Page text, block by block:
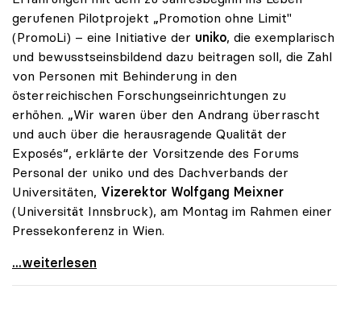
gerufenen Pilotprojekt „Promotion ohne Limit"
(PromoLi) – eine Initiative der uniko, die exemplarisch
und bewusstseinsbildend dazu beitragen soll, die Zahl
von Personen mit Behinderung in den
österreichischen Forschungseinrichtungen zu
erhöhen. „Wir waren über den Andrang überrascht
und auch über die herausragende Qualität der
Exposés“, erklärte der Vorsitzende des Forums
Personal der uniko und des Dachverbands der
Universitäten, Vizerektor Wolfgang Meixner
(Universität Innsbruck), am Montag im Rahmen einer
Pressekonferenz in Wien.
„Promotion ohne Limit“: Überraschende Qualität bei
...weiterlesen